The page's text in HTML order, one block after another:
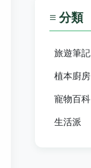
≡ 分類
旅遊筆記
植本廚房
寵物百科
生活派